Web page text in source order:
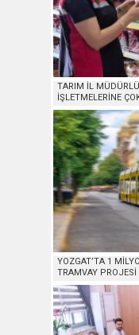
TARIM İL
İŞLETMELERİNE
YOZGAT’TA 1
TRAMVAY PROJESİ